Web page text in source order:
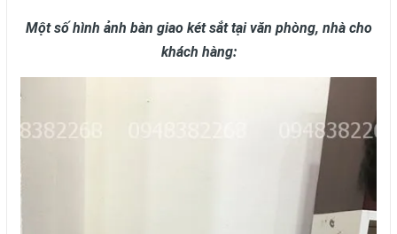
Một số hình ảnh bàn giao két sắt tại văn phòng, nhà cho
khách hàng: